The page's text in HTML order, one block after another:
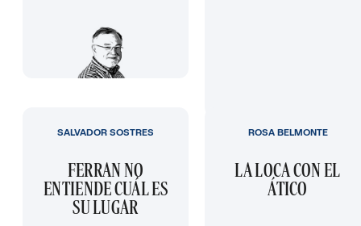
FERRAN NO
ENTIENDE CUÁL ES
SU LUGAR
SALVADOR SOSTRES
LA LOCA CON EL
ÁTICO
ROSA BELMONTE